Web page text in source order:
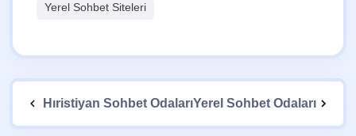
Yerel Sohbet Siteleri
Hıristiyan Sohbet OdalarıYerel Sohbet Odaları